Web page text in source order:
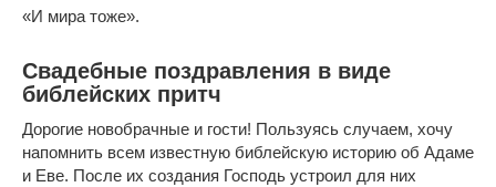
«И мира тоже».
Свадебные поздравления в виде
библейских притч
Дорогие новобрачные и гости! Пользуясь случаем, хочу
напомнить всем известную библейскую историю об Адаме
и Еве. После их создания Господь устроил для них